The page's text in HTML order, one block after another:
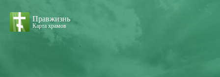
Правжизнь
Карта храмов